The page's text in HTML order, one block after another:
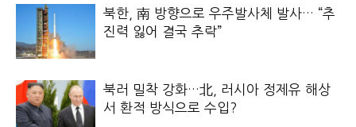
북한, 南 방향으로 우주발사체 발사… “추
진력 잃어 결국 추락”
북러 밀착 강화…北, 러시아 정제유 해상
서 환적 방식으로 수입?